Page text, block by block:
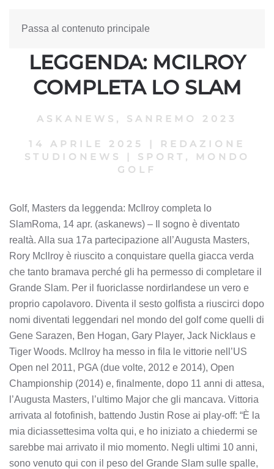
Passa al contenuto principale
GOLF, MASTERS DA
LEGGENDA: MCILROY
COMPLETA LO SLAM
ASKANEWS , SANREMO 2023
14 APRILE 2025 |
REDAZIONE
STUDIONEWS
| SPORT, MONDO
GOLF
Golf, Masters da leggenda: McIlroy completa lo
SlamRoma, 14 apr. (askanews) – Il sogno è diventato
realtà. Alla sua 17a partecipazione all’Augusta Masters,
Rory Mcllroy è riuscito a conquistare quella giacca verda
che tanto bramava perché gli ha permesso di completare il
Grande Slam. Per il fuoriclasse nordirlandese un vero e
proprio capolavoro. Diventa il sesto golfista a riuscirci dopo
nomi diventati leggendari nel mondo del golf come quelli di
Gene Sarazen, Ben Hogan, Gary Player, Jack Nicklaus e
Tiger Woods. Mcllroy ha messo in fila le vittorie nell’US
Open nel 2011, PGA (due volte, 2012 e 2014), Open
Championship (2014) e, finalmente, dopo 11 anni di attesa,
l’Augusta Masters, l’ultimo Major che gli mancava. Vittoria
arrivata al fotofinish, battendo Justin Rose ai play-off: “È la
mia diciassettesima volta qui, e ho iniziato a chiedermi se
sarebbe mai arrivato il mio momento. Negli ultimi 10 anni,
sono venuto qui con il peso del Grande Slam sulle spalle,